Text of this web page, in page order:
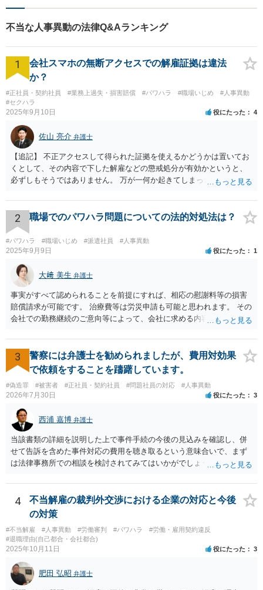
い！
不当な人事異動の法律Q&Aランキング
1
会社スマホの無断アクセスでの解雇証拠は違法
か？
#正社員・契約社員 #業務上過失・損害賠償 #パワハラ #職場いじめ
#人事異動
#セクハラ
2025年9月10日 役にたった 4
佐山 亮介 弁護士
【追記】 不正アクセスして得られた証拠を使えるかどうかは置いてお
くとして、その内容で下した解雇などの懲戒処分が有効かというと、
必ずしもそうではありません。 万が一何か起きてしまった場合は処分
2 職場でのパワハラ問題についての法的対処法は？
#パワハラ #職場いじめ #派遣社員 #人事異動
2025年9月9日 役にたった 1
大﨑 美生 弁護士
事実がすべて認められることを前提にすれば、相応の慰謝料等の損害
賠償請求が可能です。 治療費等は労災申請も可能と思われます。 その
会社での勤務継続のご意向等によって、会社に求める内容や、加害者
弁護士にご相談いただくのがよろしいと思います。弁護士によって方
針も変わります。 内容が踏み込んだものとなり、関係者も閲覧する可
能性がありますので、詳しくは、直接お近くの弁護士にご相談される
ことをお勧めいたします。
3
警察には弁護士を勧められましたが、費用対効果
で依頼をすることを躊躇しています。
#偽造罪 #被害者 #正社員・契約社員 #問題社員の対応 #人事異動
2026年7月30日 役にたった 3
西浦 嘉博 弁護士
当該書類の詳細を説明した上で事件手続の今後の見込みを確認し、併
せて告訴を含めた事件対応の費用を聴き取るという意味合いで、まず
は法律事務所での相談を検討されてみてはいかがでしょうか。 上記、
4
不当解雇の裁判外交渉における企業の対応と今後
の対策
#不当解雇 #人事異動 #労働審判 #パワハラ
#労働・雇用契約違反
#退職理由(自己都合・会社都合)
2025年10月11日 役にたった 3
肥田 弘昭 弁護士